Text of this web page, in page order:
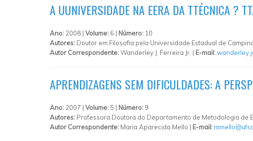
A UUNIVERSIDADE NA EERA DA TTÉCNICA ?
Ano: 2008 | Volume: 6 | Número: 10
Autores: Doutor em Filosofia pela Universidade Estadual de
Autor Correspondente:Wanderley J. Ferreira Jr. | E-mail:
APRENDIZAGENS SEM DIFICULDADES: A
Ano: 2007 | Volume:5 | Número: 9
Autores: Professora Doutora do Departamento de Metodologia de
Autor Correspondente: Maria Aparecida Mello | E-mail: